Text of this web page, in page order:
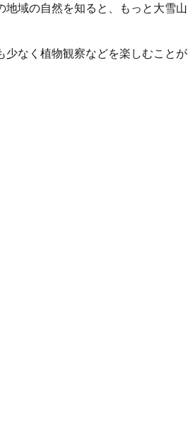
域の自然を知ると、もっと大雪山
なく植物観察などを楽しむことが